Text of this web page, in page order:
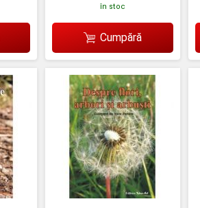
în stoc
Cumpără